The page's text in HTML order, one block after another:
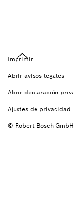
Imprimir
Abrir avisos legales
Abrir declaración
Ajustes de privacidad
© Robert Bosch